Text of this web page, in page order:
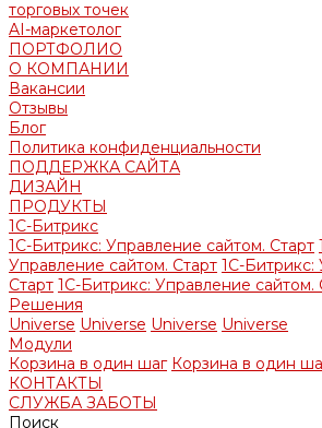
торговых точек
AI-маркетолог
ПОРТФОЛИО
О КОМПАНИИ
Вакансии
Отзывы
Блог
Политика конфиденциальности
ПОДДЕРЖКА САЙТА
ДИЗАЙН
ПРОДУКТЫ
1С-Битрикс
1С-Битрикс: Управление сайтом. Старт
Управление сайтом. Старт 1С-Битрикс:
Старт 1С-Битрикс: Управление сайтом.
Решения
Universe Universe Universe Universe
Модули
Корзина в один шаг Корзина в один
КОНТАКТЫ
СЛУЖБА ЗАБОТЫ
Поиск